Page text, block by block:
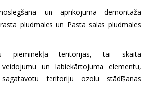
un aprīkojuma demontāža
pludmales un Pasta salas pludmales
pieminekļa teritorijas, tai skaitā
un labiekārtojuma elementu,
teritoriju ozolu stādīšanas